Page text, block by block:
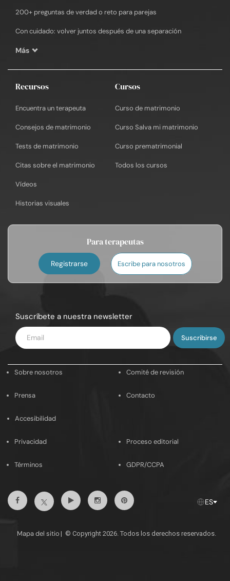
200+ preguntas de verdad o reto para parejas
Con cuidado: volver juntos después de una separación
Más
Recursos
Encuentra un terapeuta
Consejos de matrimonio
Tests de matrimonio
Citas sobre el matrimonio
Vídeos
Historias visuales
Cursos
Curso de matrimonio
Curso Salva mi matrimonio
Curso prematrimonial
Todos los cursos
Para terapeutas
Registrarse Escribe para nosotros
Suscríbete a nuestra newsletter
Introduce
tu
Sobre nosotros Comité de revisión
Prensa Contacto
Accesibilidad
Privacidad Proceso editorial
Términos GDPR/CCPA
FacebookTwitterYoutubeInstagramPinterest ES
Mapa del sitio | © Copyright 2026. Todos los derechos reservados.